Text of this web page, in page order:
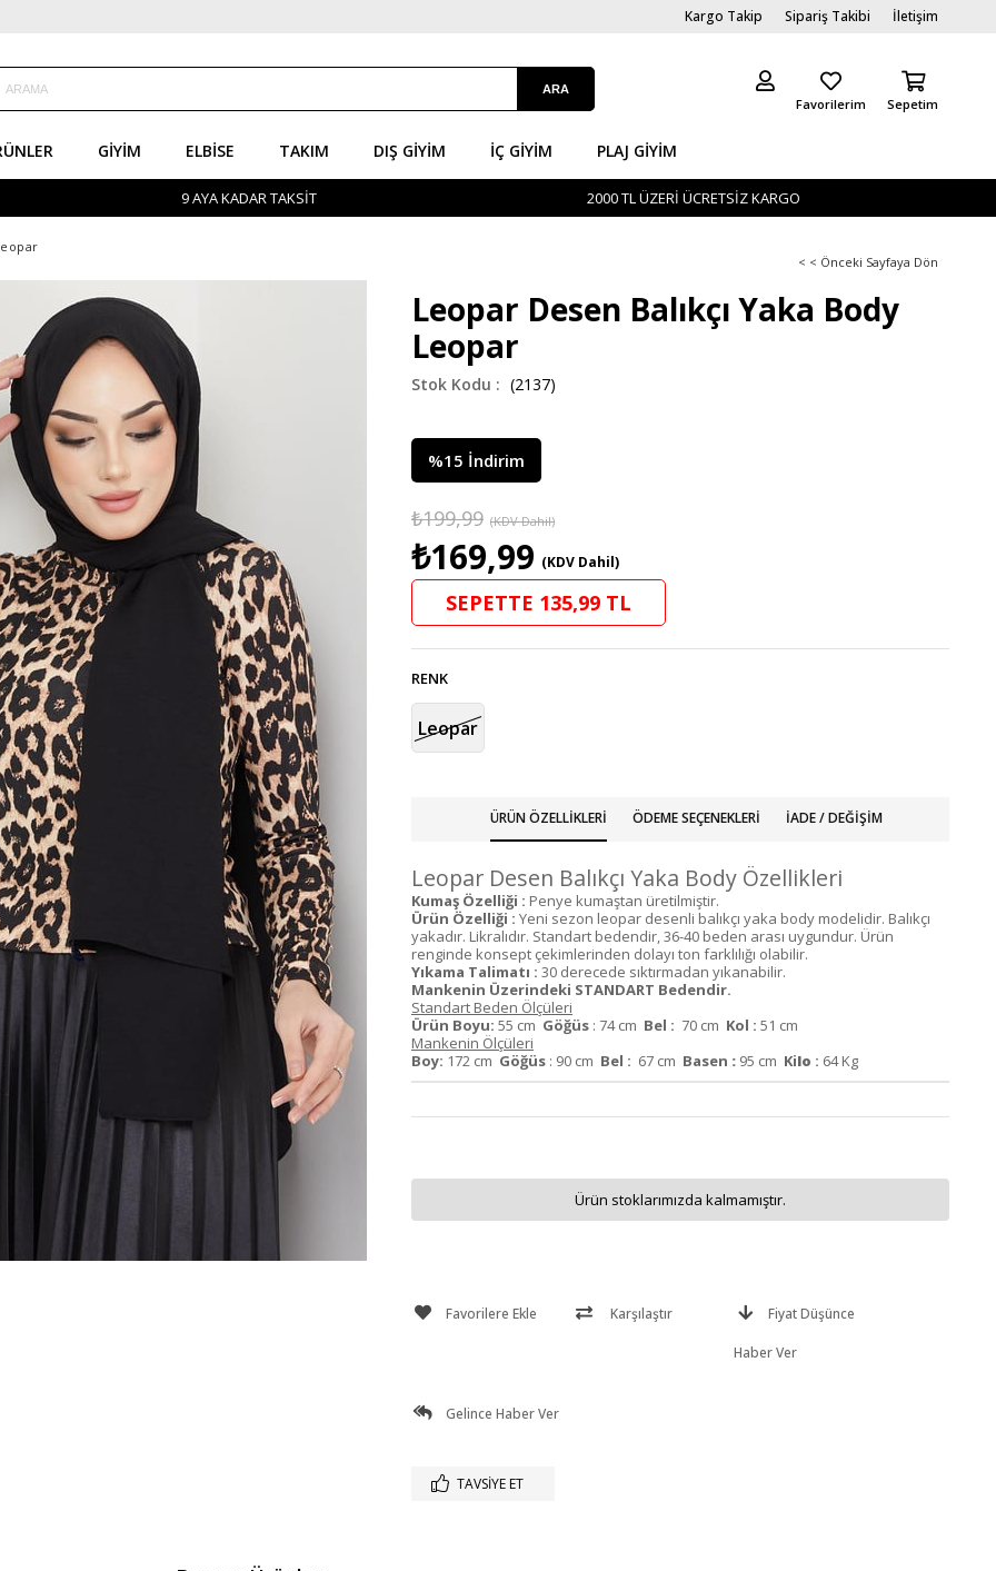
Kargo Takip Sipariş Takibi İletişim
Sepetim
Favorilerim
GIYIM ELBISE TAKIM DIŞ GIYIM İÇ GİYIM PLAJ GIYIM
9 AYA KADAR TAKSİT 2000 TL ÜZERİ ÜCRETSİZ KARGO
< < Önceki Sayfaya Dön
Leopar Desen Balıkçı Yaka Body
Leopar
(2137)
%15 İndirim
₺199,99 (KDV Dahil)
₺169,99 (KDV Dahil)
SEPETTE 135,99 TL
RENK
Leopar
ÜRÜN ÖZELLIKLERI ÖDEME SEÇENEKLERI İADE / DEĞIŞIM
Leopar Desen Balıkçı Yaka Body Özellikleri
Kumaş Özelliği : Penye kumaştan üretilmiştir.
Ürün Özelliği : Yeni sezon leopar desenli balıkçı yaka body modelidir. Balıkçı
yakadır. Likralıdır. Standart bedendir, 36-40 beden arası uygundur. Ürün
renginde konsept çekimlerinden dolayı ton farklılığı olabilir.
Yıkama Talimatı : 30 derecede sıktırmadan yıkanabilir.
Mankenin Üzerindeki STANDART Bedendir.
Standart Beden Ölçüleri
Ürün Boyu: 55 cm Göğüs : 74 cm Bel : 70 cm Kol : 51 cm
Mankenin Ölçüleri
Boy: 172 cm Göğüs : 90 cm Bel : 67 cm Basen : 95 cm Kilo : 64 Kg
Ürün stoklarımızda kalmamıştır.
Favorilere Ekle Karşılaştır Fiyat Düşünce
Haber Ver
Gelince Haber Ver
TAVSIYE ET